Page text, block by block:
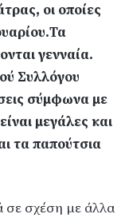
οι οποίες
γενναία.
Συλλόγου
σύμφωνα με
μεγάλες και
τα παπούτσια
σε σχέση με άλλα